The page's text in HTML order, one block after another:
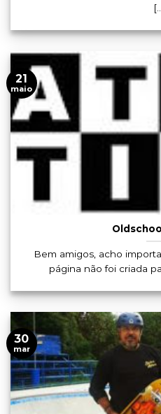
Bem amigos, acho
página não foi criada
21
maio
30
mar